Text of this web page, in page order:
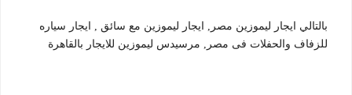
بالتالي ايجار ليموزين مصر, ايجار ليموزين مع سائق , ايجار سياره
للزفاف والحفلات فى مصر, مرسيدس ليموزين للايجار بالقاهرة